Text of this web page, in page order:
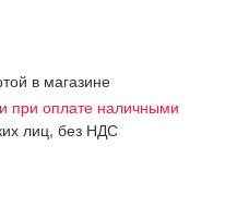
в магазине
при оплате наличными
лиц, без НДС